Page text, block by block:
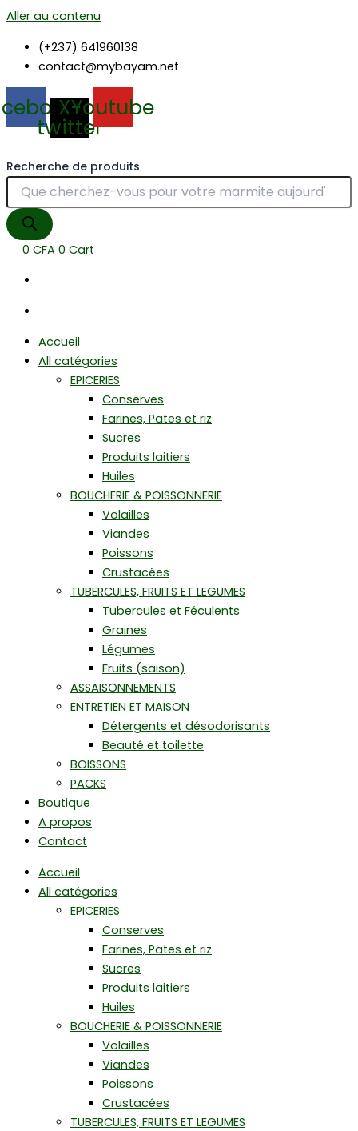
Aller au contenu
(+237) 641960138
contact@mybayam.net
X-
twitter
Youtube
Recherche de produits
0 CFA 0 Cart
Accueil
All catégories
EPICERIES
Conserves
Farines, Pates et riz
Sucres
Produits laitiers
Huiles
BOUCHERIE & POISSONNERIE
Volailles
Viandes
Poissons
Crustacées
TUBERCULES, FRUITS ET LEGUMES
Tubercules et Féculents
Graines
Légumes
Fruits (saison)
ASSAISONNEMENTS
ENTRETIEN ET MAISON
Détergents et désodorisants
Beauté et toilette
BOISSONS
PACKS
Boutique
A propos
Contact
Accueil
All catégories
EPICERIES
Conserves
Farines, Pates et riz
Sucres
Produits laitiers
Huiles
BOUCHERIE & POISSONNERIE
Volailles
Viandes
Poissons
Crustacées
TUBERCULES, FRUITS ET LEGUMES